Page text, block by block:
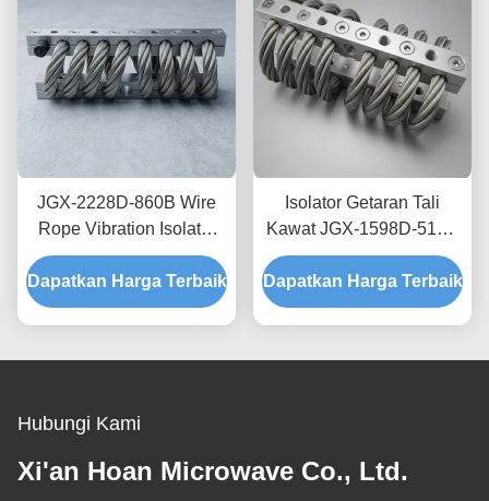
JGX-2228D-860B Wire
Rope Vibration Isolator
Rapid Prototyping Quick
Assembly Disesuaikan
Shock Mount
Dapatkan Harga Terbaik
Isolator Getaran Tali
Kawat JGX-1598D-515B
Menyediakan Kapasitas
Beban Terukur dan
Isolasi Kebisingan yang
Dapatkan Harga Terbaik
Hubungi Kami
Xi'an Hoan Microwave Co., Ltd.